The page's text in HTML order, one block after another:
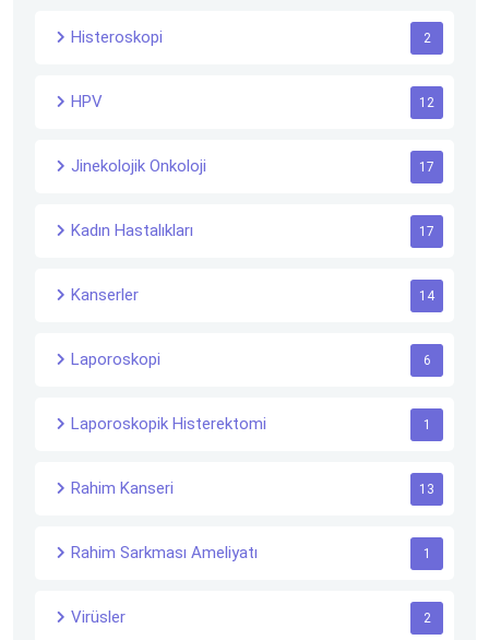
Histeroskopi 2
HPV 12
Jinekolojik Onkoloji 17
Kadın Hastalıkları 17
Kanserler 14
Laporoskopi 6
Laporoskopik Histerektomi 1
Rahim Kanseri 13
Rahim Sarkması Ameliyatı 1
Virüsler 2